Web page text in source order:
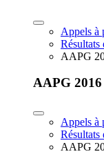
Appels à
AAPG
AAPG 2016
Appels à
AAPG